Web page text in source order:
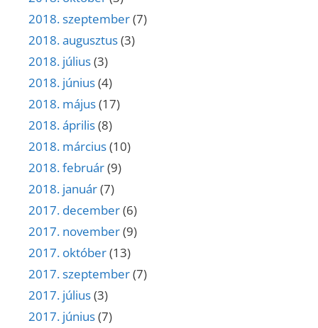
2018. szeptember(7)
2018. augusztus(3)
2018. július(3)
2018. június(4)
2018. május(17)
2018. április(8)
2018. március(10)
2018. február(9)
2018. január(7)
2017. december(6)
2017. november(9)
2017. október(13)
2017. szeptember(7)
2017. július(3)
2017. június(7)